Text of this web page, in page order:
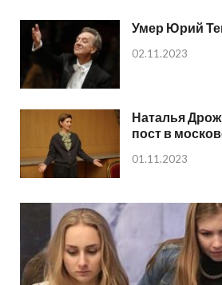
Умер Юрий
02.11.2023
Наталья
пост в
01.11.2023